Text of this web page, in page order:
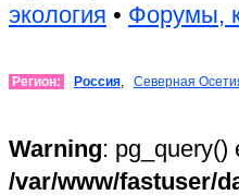
экология • Форумы,
Регион: Россия, Северная
Warning: pg_query()
/var/www/fastuser/